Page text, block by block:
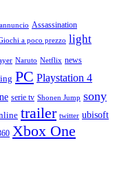
annuncio Assassination
a poco prezzo light
Naruto Netflix news
PC Playstation 4
serie tv Shonen Jump sony
trailer twitter ubisoft
Xbox One